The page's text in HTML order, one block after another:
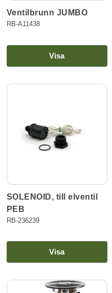
Ventilbrunn JUMBO
RB-A11438
Visa
SOLENOID, till elventil
PEB
RB-236239
Visa